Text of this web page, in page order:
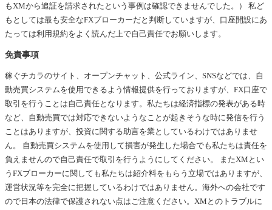
もXMから追証を請求されたという事例は確認できませんでした。） 私ど
もとしては最も安全なFXブローカーだと判断していますが、口座開設にあ
たっては利用規約をよく読んだ上で自己責任でお願いします。
免責事項
稼ぐチカラのサイト、オープンチャット、公式ライン、SNSなどでは、自
動売買システムを使用できるよう情報提供を行っておりますが、FX口座で
取引を行うことは自己責任となります。私たちは経済指標の発表がある時
など、自動売買では対応できないようなことが起きそうな時に発信を行う
ことはありますが、投資に関する助言を業としているわけではありませ
ん。 自動売買システムを使用して損害が発生した場合でも私たちは責任を
負えませんので自己責任で取引を行うようにしてください。 またXMとい
うFXブローカーに関しても私たちは紹介料をもらう立場ではありますが、
運営状況等を完全に把握しているわけではありません。海外への会社です
ので日本の法律で保護されない点はご注意ください。XMとのトラブルに